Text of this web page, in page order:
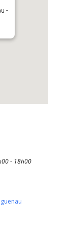
-
- 18h00
Calendrier Google